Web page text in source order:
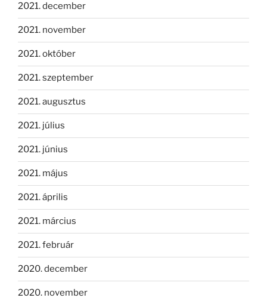
2021. december
2021. november
2021. október
2021. szeptember
2021. augusztus
2021. július
2021. június
2021. május
2021. április
2021. március
2021. február
2020. december
2020. november